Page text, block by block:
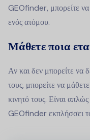
GEOfinder, μπορείτε
ενός ατόμου.
Μάθετε ποια
Αν και δεν μπορείτε να
τους, μπορείτε να
κινητό τους. Είναι
GEOfinder εκπλήσσει